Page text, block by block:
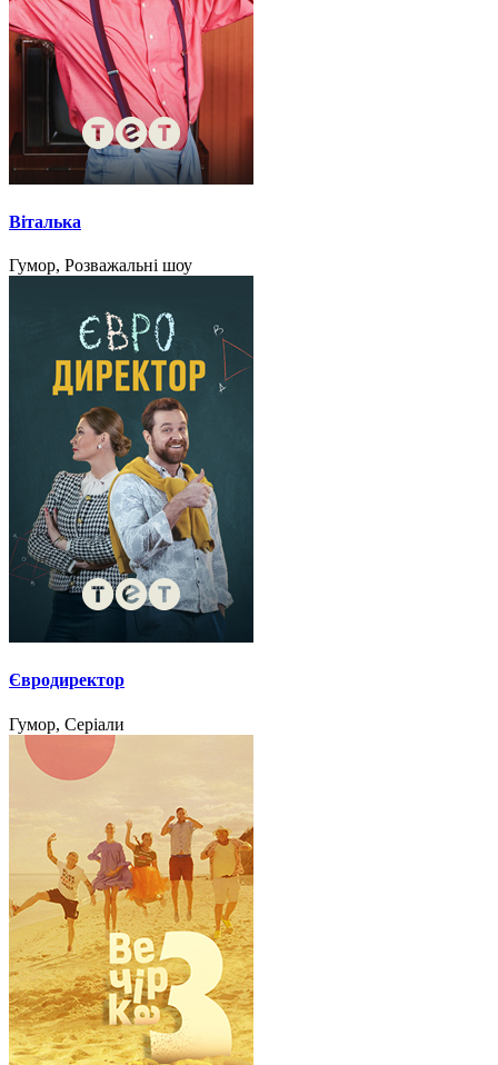
Віталька
Гумор, Розважальні шоу
Євродиректор
Гумор, Серіали